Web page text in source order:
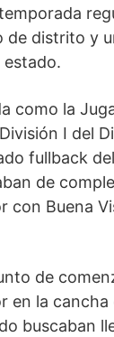
de distrito y
estado.
como la
I del
fullback
de
con Buena
de
en la
buscaban